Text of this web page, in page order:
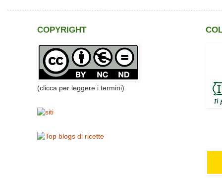
COPYRIGHT
(clicca per leggere i termini)